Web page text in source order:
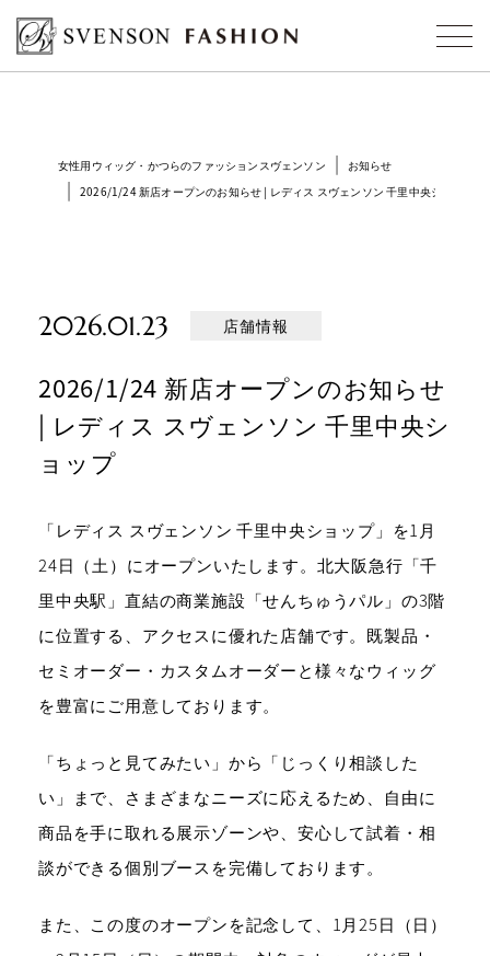
女性用ウィッグ・かつらのファッションスヴェンソン
お知らせ
2026/1/24 新店オープンのお知らせ | レディス スヴェンソン 千里中央ショップ
2026.01.23 店舗情報
2026/1/24 新店オープンのお知らせ
| レディス スヴェンソン 千里中央シ
ョップ
「レディス スヴェンソン 千里中央ショップ」を1月
24日（土）にオープンいたします。北大阪急行「千
里中央駅」直結の商業施設「せんちゅうパル」の3階
に位置する、アクセスに優れた店舗です。既製品・
セミオーダー・カスタムオーダーと様々なウィッグ
を豊富にご用意しております。
「ちょっと見てみたい」から「じっくり相談した
い」まで、さまざまなニーズに応えるため、自由に
商品を手に取れる展示ゾーンや、安心して試着・相
談ができる個別ブースを完備しております。
また、この度のオープンを記念して、1月25日（日）